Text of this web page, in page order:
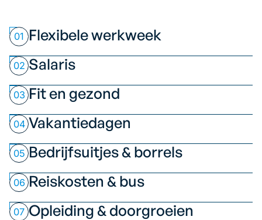
01 Flexibele werkweek
02 Salaris
03 Fit en gezond
04 Vakantiedagen
05 Bedrijfsuitjes & borrels
06 Reiskosten & bus
07 Opleiding & doorgroeien